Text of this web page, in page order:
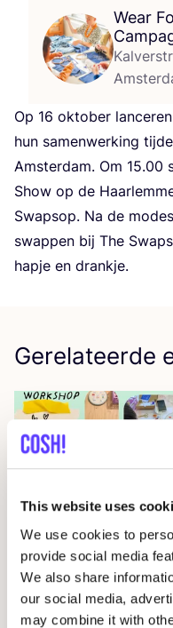
This website uses
We use cookies to
provide social media
We also share
our social media,
may combine it with
Wear
Op 16 okto­ber
hun samen­wer­king
Amster­dam. Om 15.00
Show op de
Swap­sop. Na de
swap­pen bij The
hap­je en drankje.
Gerelateerde
14 AUG
WorkshopREDje